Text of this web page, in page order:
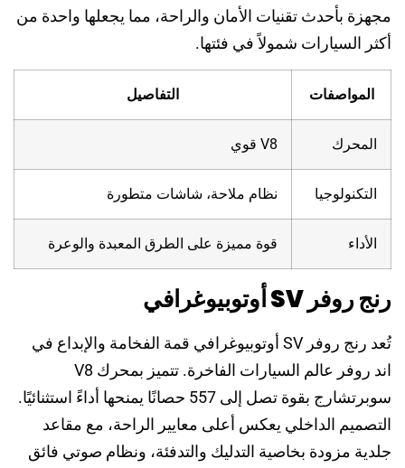
مجهزة بأحدث تقنيات الأمان والراحة، مما يجعلها واحدة من
أكثر السيارات شمولاً في فئتها.
المواصفات التفاصيل
المحرك V8 قوي
التكنولوجيا نظام ملاحة، شاشات متطورة
الأداء قوة مميزة على الطرق المعبدة والوعرة
رنج روفر SV أوتوبيوغرافي
تُعد رنج روفر SV أوتوبيوغرافي قمة الفخامة والإبداع في
اند روفر عالم السيارات الفاخرة. تتميز بمحرك V8
سوبرتشارج بقوة تصل إلى 557 حصانًا يمنحها أداءً استثنائيًا.
التصميم الداخلي يعكس أعلى معايير الراحة، مع مقاعد
جلدية مزودة بخاصية التدليك والتدفئة، ونظام صوتي فائق